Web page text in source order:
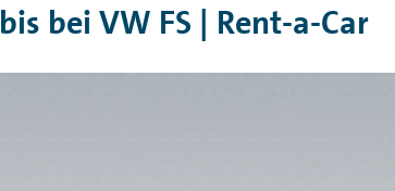
bei VW FS | Rent-a-Car